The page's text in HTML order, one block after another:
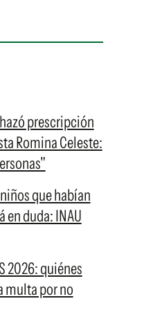
prescripción
Romina Celeste:
que habían
duda: INAU
2026: quiénes
multa por no